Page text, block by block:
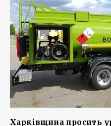
Харківщина просить